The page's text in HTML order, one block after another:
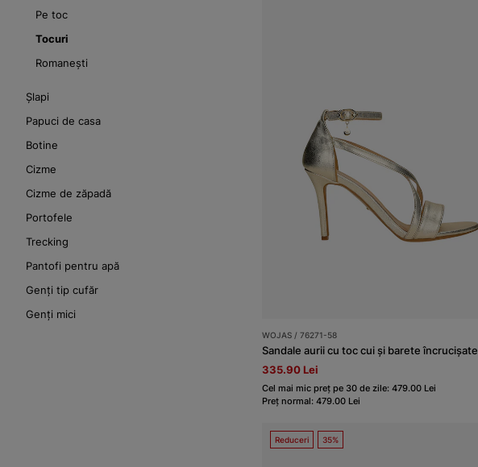
Pe toc
Tocuri
Romanești
Șlapi
Papuci de casa
Botine
Cizme
Cizme de zăpadă
Portofele
Trecking
Pantofi pentru apă
Genți tip cufăr
Genți mici
WOJAS / 76271-58
Sandale aurii cu toc cui și barete încrucișate
335.90 Lei
Cel mai mic preț pe 30 de zile: 479.00 Lei
Preț normal: 479.00 Lei
Reduceri 35%